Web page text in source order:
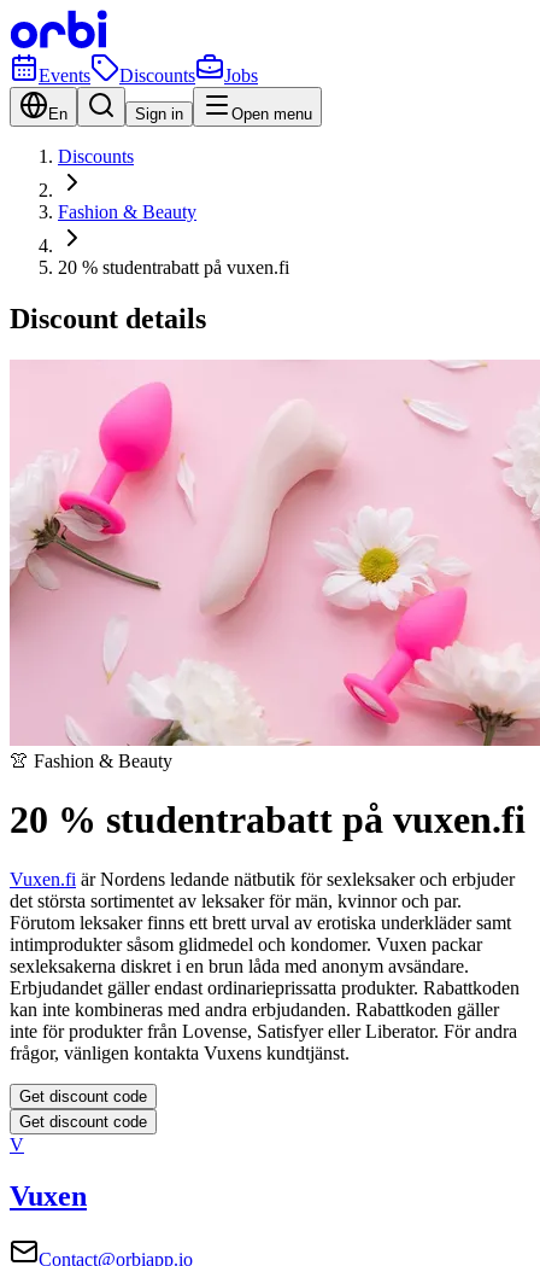
Events Discounts Jobs
En Sign in Open menu
Discounts
Fashion & Beauty
20 % studentrabatt på vuxen.fi
Discount details
👚 Fashion & Beauty
20 % studentrabatt på vuxen.fi
Vuxen.fi är Nordens ledande nätbutik för sexleksaker och erbjuder
det största sortimentet av leksaker för män, kvinnor och par.
Förutom leksaker finns ett brett urval av erotiska underkläder samt
intimprodukter såsom glidmedel och kondomer. Vuxen packar
sexleksakerna diskret i en brun låda med anonym avsändare.
Erbjudandet gäller endast ordinarieprissatta produkter. Rabattkoden
kan inte kombineras med andra erbjudanden. Rabattkoden gäller
inte för produkter från Lovense, Satisfyer eller Liberator. För andra
frågor, vänligen kontakta Vuxens kundtjänst.
Get discount code
Get discount code
V
Vuxen
Contact@orbiapp.io